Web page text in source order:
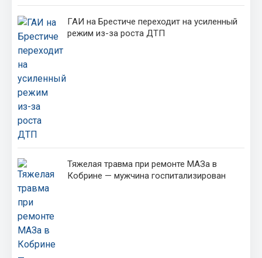
ГАИ на Брестиче переходит на усиленный
режим из-за роста ДТП
Тяжелая травма при ремонте МАЗа в
Кобрине — мужчина госпитализирован